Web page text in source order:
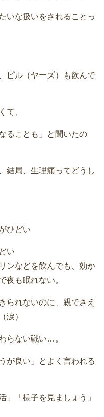
いな扱いをされることっ
ピル（ヤーズ）も飲んで
て、
ることも」と聞いたの
結局、生理痛ってどうし
ひどい
い
ンなどを飲んでも、効か
夜も眠れない。
られないのに、親でさえ
涙）
らない戦い…。
が良い」とよく言われる
」「様子を見ましょう」